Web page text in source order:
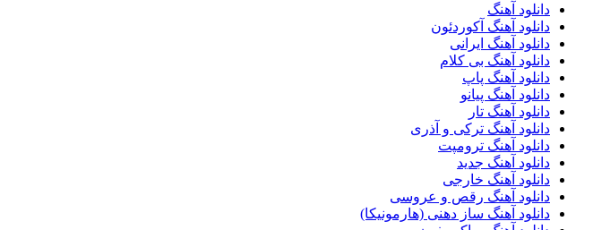
دانلود آهنگ
دانلود آهنگ آکوردئون
دانلود آهنگ ایرانی
دانلود آهنگ بی کلام
دانلود آهنگ پاپ
دانلود آهنگ پیانو
دانلود آهنگ تار
دانلود آهنگ ترکی و آذری
دانلود آهنگ ترومپت
دانلود آهنگ جدید
دانلود آهنگ خارجی
دانلود آهنگ رقص و عروسی
دانلود آهنگ ساز دهنی (هارمونیکا)